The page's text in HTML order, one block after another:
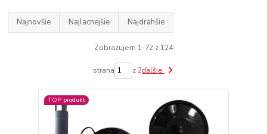
Najnovšie Najlacnejšie Najdrahšie
Zobrazujem 1-72 z 124
strana z 2ďalšie
TOP produkt